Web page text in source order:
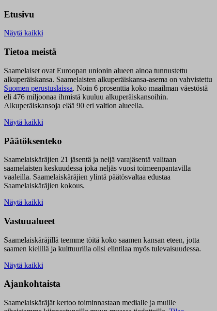
Etusivu
Näytä kaikki
Tietoa meistä
Saamelaiset ovat Euroopan unionin alueen ainoa tunnustettu
alkuperäiskansa. Saamelaisten alkuperäiskansa-asema on vahvistettu
Suomen perustuslaissa. Noin 6 prosenttia koko maailman väestöstä
eli 476 miljoonaa ihmistä kuuluu alkuperäiskansoihin.
Alkuperäiskansoja elää 90 eri valtion alueella.
Näytä kaikki
Päätöksenteko
Saamelaiskäräjien 21 jäsentä ja neljä varajäsentä valitaan
saamelaisten keskuudessa joka neljäs vuosi toimeenpantavilla
vaaleilla. Saamelaiskäräjien ylintä päätösvaltaa edustaa
Saamelaiskäräjien kokous.
Näytä kaikki
Vastuualueet
Saamelaiskäräjillä teemme töitä koko saamen kansan eteen, jotta
saamen kielillä ja kulttuurilla olisi elintilaa myös tulevaisuudessa.
Näytä kaikki
Ajankohtaista
Saamelaiskäräjät kertoo toiminnastaan medialle ja muille